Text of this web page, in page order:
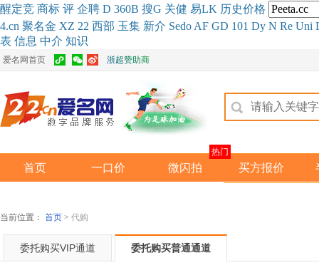
醒定竞 商标 评 企聘 D 360B 搜G 关健 易LK 历史价格
4.cn 聚名金 XZ 22 西部 玉集 新介 Sedo AF GD 101 Dy N Re Uni
表 信息 中介 知识